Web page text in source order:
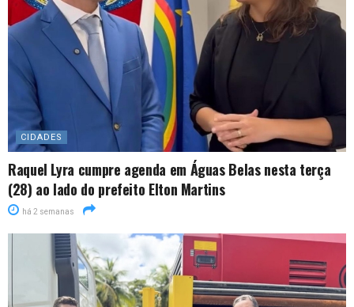
CIDADES
Raquel Lyra cumpre agenda em Águas Belas nesta terça
(28) ao lado do prefeito Elton Martins
há 2 semanas